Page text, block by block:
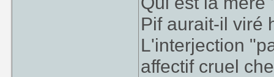
Pif aurait-il viré
L'interjection
affectif cruel